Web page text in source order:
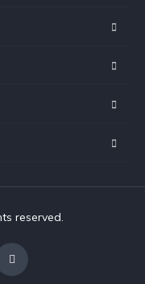
reserved.